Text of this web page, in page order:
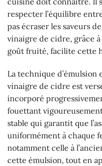
respecter l’équilibre
pas écraser les saveurs
vinaigre de cidre, grâce
goût fruité, facilite cette
La technique d’émulsion
vinaigre de cidre est
incorporé
fouettant
stable qui garantit que
uniformément à chaque
notamment celle à
cette émulsion, tout en